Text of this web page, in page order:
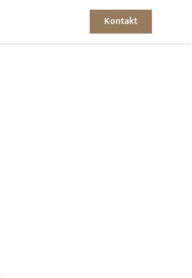
Kontakt